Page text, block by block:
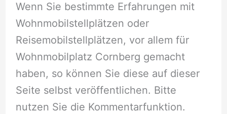
Wenn Sie bestimmte Erfahrungen mit
Wohnmobilstellplätzen oder
Reisemobilstellplätzen, vor allem für
Wohnmobilplatz Cornberg gemacht
haben, so können Sie diese auf dieser
Seite selbst veröffentlichen. Bitte
nutzen Sie die Kommentarfunktion.